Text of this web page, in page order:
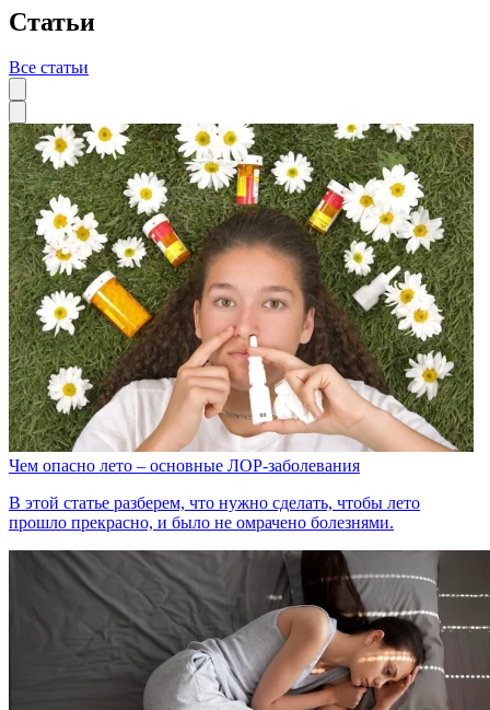
Статьи
Все статьи
Чем опасно лето – основные ЛОР-заболевания
В этой статье разберем, что нужно сделать, чтобы лето
прошло прекрасно, и было не омрачено болезнями.